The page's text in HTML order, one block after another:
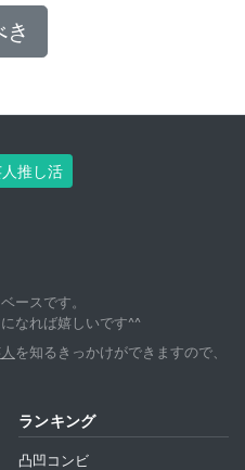
推し活
ースです。
なれば嬉しいです^^
を知るきっかけができますので、
ランキング
凸凹コンビ